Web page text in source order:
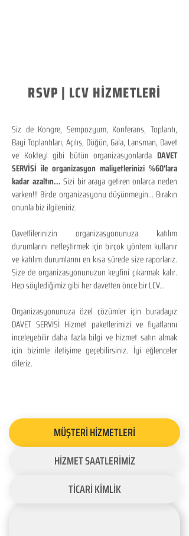
RSVP | LCV HİZMETLERİ
Siz de Kongre, Sempozyum, Konferans, Toplantı,
Bayi Toplantıları, Açılış, Düğün, Gala, Lansman, Davet
ve Kokteyl gibi bütün organizasyonlarda DAVET
SERVİSİ ile organizasyon maliyetlerinizi %60'lara
kadar azaltın...Sizi bir araya getiren onlarca neden
varken!!! Birde organizasyonu düşünmeyin... Bırakın
onunla biz ilgileniriz.
Davetlilerinizin organizasyonunuza katılım
durumlarını netleştirmek için birçok yöntem kullanır
ve katılım durumlarını en kısa sürede size raporlarız.
Size de organizasyonunuzun keyfini çıkarmak kalır.
Hep söylediğimiz gibi her davetten önce bir LCV...
Organizasyonunuza özel çözümler için buradayız
DAVET SERVİSİ Hizmet paketlerimizi ve fiyatlarını
inceleyebilir daha fazla bilgi ve hizmet satın almak
için bizimle iletişime geçebilirsiniz. İyi eğlenceler
dileriz.
MÜŞTERİ HİZMETLERİ
HİZMET SAATLERİMİZ
TİCARİ KİMLİK